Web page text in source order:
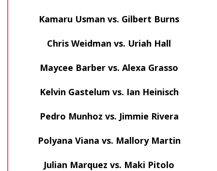
Kamaru Usman vs. Gilbert Burns
Chris Weidman vs. Uriah Hall
Maycee Barber vs. Alexa Grasso
Kelvin Gastelum vs. Ian Heinisch
Pedro Munhoz vs. Jimmie Rivera
Polyana Viana vs. Mallory Martin
Julian Marquez vs. Maki Pitolo